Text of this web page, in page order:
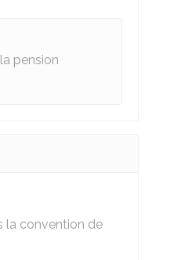
pension
la convention de